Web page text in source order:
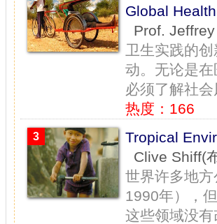
Global
Prof.
卫生实践的
动。无论是
必须了解社
热度：166
3
Tropical
Clive Shiff(
世界许多地
1990年），
这些领域没有